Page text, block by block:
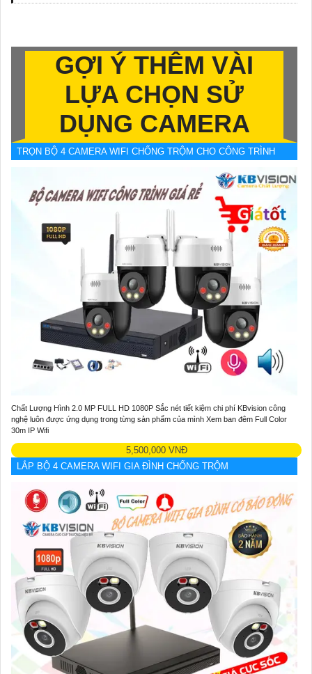
GỢI Ý THÊM VÀI
LỰA CHỌN SỬ
DỤNG CAMERA
TRỌN BỘ 4 CAMERA WIFI CHỐNG TRỘM CHO CÔNG TRÌNH
Chất Lượng Hình 2.0 MP FULL HD 1080P Sắc nét tiết kiệm chi phí KBvision công
nghệ luôn được ứng dụng trong từng sản phẩm của mình Xem ban đêm Full Color
30m IP Wifi
5,500,000 VNĐ
LẮP BỘ 4 CAMERA WIFI GIA ĐÌNH CHỐNG TRỘM